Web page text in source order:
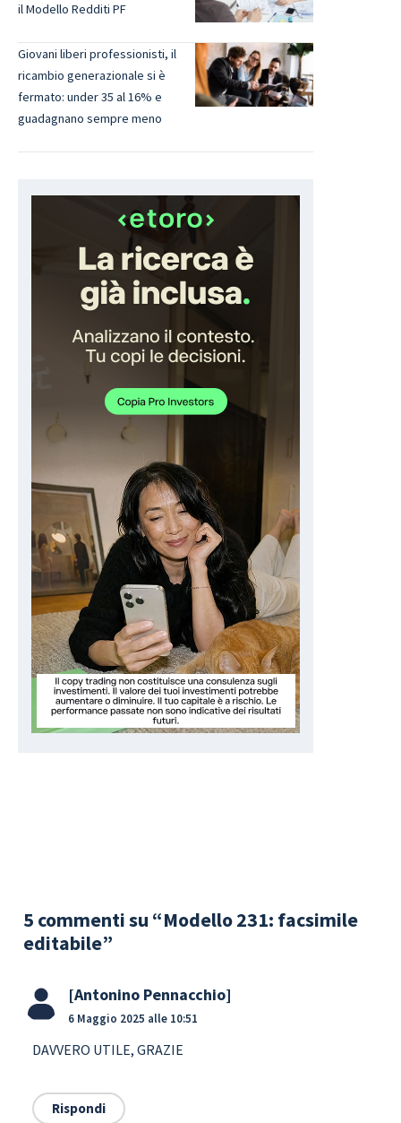
il Modello Redditi PF
Giovani liberi professionisti, il
ricambio generazionale si è
fermato: under 35 al 16% e
guadagnano sempre meno
5 commenti su “Modello 231: facsimile
editabile”
Antonino Pennacchio
6 Maggio 2025 alle 10:51
DAVVERO UTILE, GRAZIE
Rispondi